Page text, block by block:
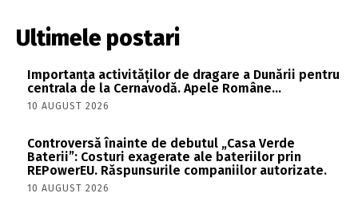
Ultimele postari
Importanța activităților de dragare a Dunării pentru
centrala de la Cernavodă. Apele Române…
10 AUGUST 2026
Controversă înainte de debutul „Casa Verde
Baterii”: Costuri exagerate ale bateriilor prin
REPowerEU. Răspunsurile companiilor autorizate.
10 AUGUST 2026